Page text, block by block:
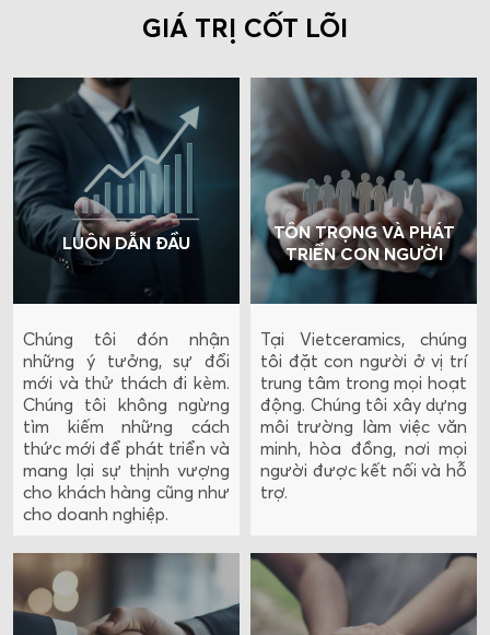
GIÁ TRỊ CỐT LÕI
LUÔN DẪN ĐẦU
Chúng tôi đón nhận
những ý tưởng, sự đổi
mới và thử thách đi kèm.
Chúng tôi không ngừng
tìm kiếm những cách
thức mới để phát triển và
mang lại sự thịnh vượng
cho khách hàng cũng như
cho doanh nghiệp.
TÔN TRỌNG VÀ PHÁT
TRIỂN CON NGƯỜI
Tại Vietceramics, chúng
tôi đặt con người ở vị trí
trung tâm trong mọi hoạt
động. Chúng tôi xây dựng
môi trường làm việc văn
minh, hòa đồng, nơi mọi
người được kết nối và hỗ
trợ.